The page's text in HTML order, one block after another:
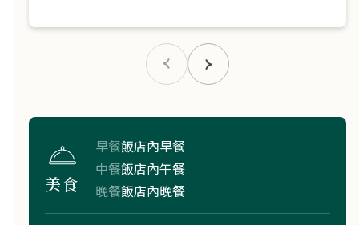
美食
早餐飯店內早餐
中餐飯店內午餐
晚餐飯店內晚餐